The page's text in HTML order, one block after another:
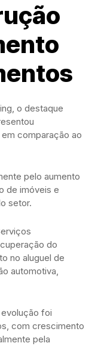
o destaque
comparação ao
pelo aumento
de imóveis e
setor.
do
no aluguel de
automotiva,
foi
com crescimento
pela